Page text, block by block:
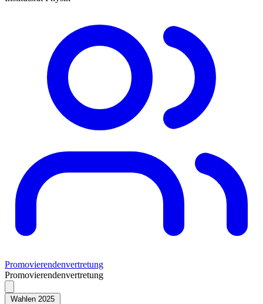
Promovierendenvertretung
Promovierendenvertretung
Wahlen 2025